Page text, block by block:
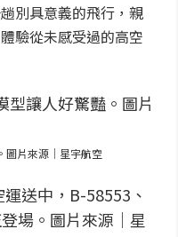
別具意義的飛行，親
驗從未感受過的高空
圖片來源｜星宇航空